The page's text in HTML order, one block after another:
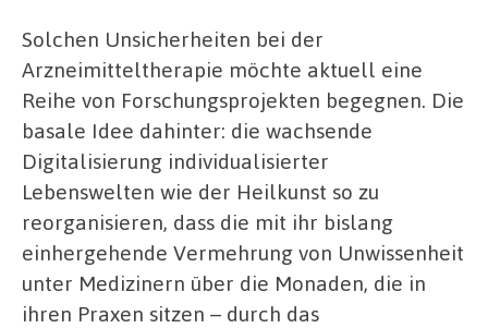
Solchen Unsicherheiten bei der
Arzneimitteltherapie möchte aktuell eine
Reihe von Forschungsprojekten begegnen. Die
basale Idee dahinter: die wachsende
Digitalisierung individualisierter
Lebenswelten wie der Heilkunst so zu
reorganisieren, dass die mit ihr bislang
einhergehende Vermehrung von Unwissenheit
unter Medizinern über die Monaden, die in
ihren Praxen sitzen – durch das